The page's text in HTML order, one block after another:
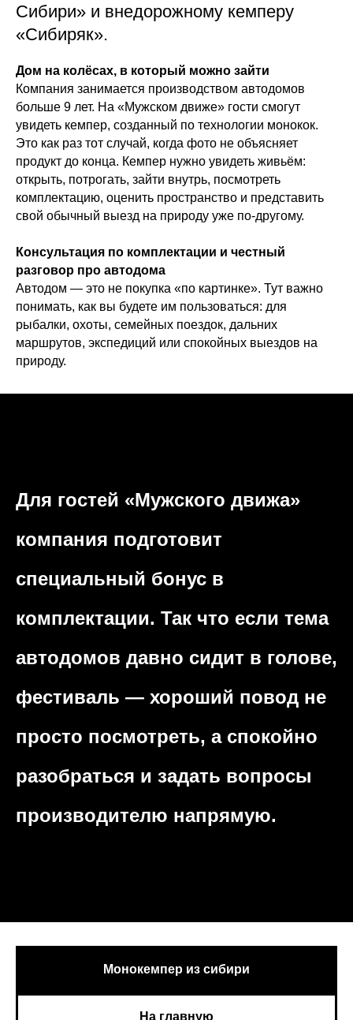
Сибири» и внедорожному кемперу
«Сибиряк».
Дом на колёсах, в который можно зайти
Компания занимается производством автодомов
больше 9 лет. На «Мужском движе» гости смогут
увидеть кемпер, созданный по технологии монокок.
Это как раз тот случай, когда фото не объясняет
продукт до конца. Кемпер нужно увидеть живьём:
открыть, потрогать, зайти внутрь, посмотреть
комплектацию, оценить пространство и представить
свой обычный выезд на природу уже по-другому.
Консультация по комплектации и честный
разговор про автодома
Автодом — это не покупка «по картинке». Тут важно
понимать, как вы будете им пользоваться: для
рыбалки, охоты, семейных поездок, дальних
маршрутов, экспедиций или спокойных выездов на
природу.
Для гостей «Мужского движа»
компания подготовит
специальный бонус в
комплектации. Так что если тема
автодомов давно сидит в голове,
фестиваль — хороший повод не
просто посмотреть, а спокойно
разобраться и задать вопросы
производителю напрямую.
Монокемпер из сибири
На главную